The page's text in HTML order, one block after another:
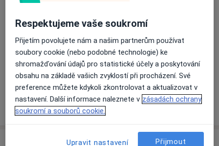
Co mám v takové situaci udělat?
Způsoby platby (soukromé návštěvy)
Na teto adrese lékař přijímá pacienty na pojišťovnu
Detaily
Více
Respektujeme vaše soukromí
Přijetím povolujete nám a našim partnerům používat
soubory cookie (nebo podobné technologie) ke
shromažďování údajů pro statistické účely a poskytování
obsahu na základě vašich zvyklostí při procházení. Své
preference můžete kdykoli zkontrolovat a aktualizovat v
nastavení. Další informace naleznete v zásadách ochrany
soukromí a souborů cookie.
Upravit nastavení Přijmout